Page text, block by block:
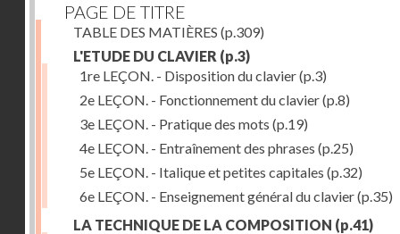
PAGE DE TITRE
TABLE DES MATIÈRES (p.309)
L'ETUDE DU CLAVIER (p.3)
1re LEÇON. - Disposition du clavier(p.3)
2e LEÇON. - Fonctionnement du clavier(p.8)
3e LEÇON. - Pratique des mots (p.19)
4e LEÇON. - Entraînement des phrases (p.25)
5e LEÇON. - Italique et petites capitales (p.32)
6e LEÇON. - Enseignement général du clavier(p.35)
LA TECHNIQUE DE LA COMPOSITION (p.41)